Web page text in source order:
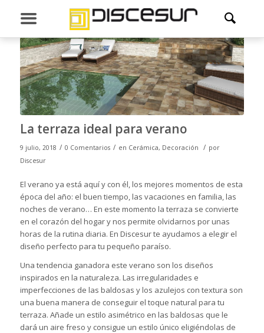
La terraza ideal para verano
9 julio, 2018 / 0 Comentarios / en Cerámica, Decoración / por
Discesur
El verano ya está aquí y con él, los mejores momentos de esta
época del año: el buen tiempo, las vacaciones en familia, las
noches de verano… En este momento la terraza se convierte
en el corazón del hogar y nos permite olvidarnos por unas
horas de la rutina diaria. En Discesur te ayudamos a elegir el
diseño perfecto para tu pequeño paraíso.
Una tendencia ganadora este verano son los diseños
inspirados en la naturaleza. Las irregularidades e
imperfecciones de las baldosas y los azulejos con textura son
una buena manera de conseguir el toque natural para tu
terraza. Añade un estilo asimétrico en las baldosas que le
dará un aire freso y consigue un estilo único eligiéndolas de